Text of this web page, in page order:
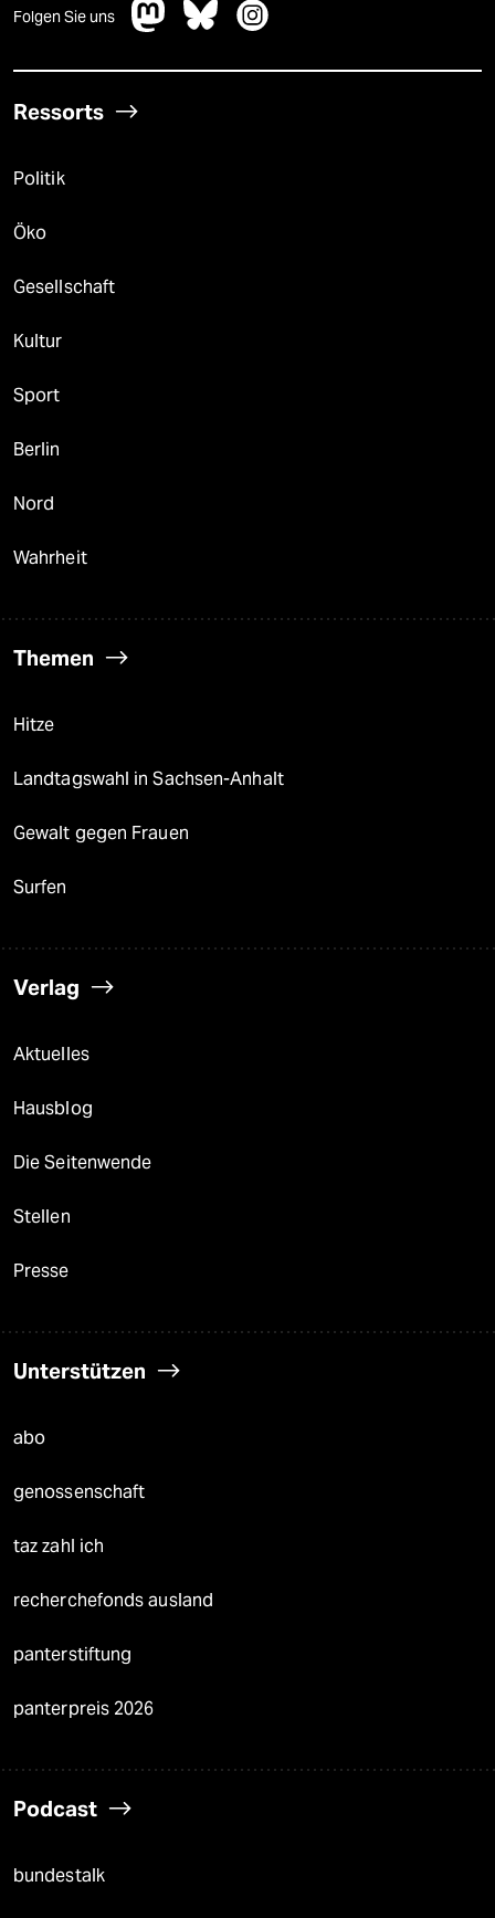
Folgen Sie uns
Ressorts
Politik
Öko
Gesellschaft
Kultur
Sport
Berlin
Nord
Wahrheit
Themen
Hitze
Landtagswahl in Sachsen-Anhalt
Gewalt gegen Frauen
Surfen
Verlag
Aktuelles
Hausblog
Die Seitenwende
Stellen
Presse
Unterstützen
abo
genossenschaft
taz zahl ich
recherchefonds ausland
panterstiftung
panterpreis 2026
Podcast
bundestalk